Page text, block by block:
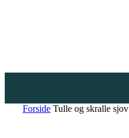
Forside Tulle og skralle sjov